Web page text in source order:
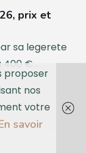
prix et
sa legerete
€...
proposer
nos
votre
savoir